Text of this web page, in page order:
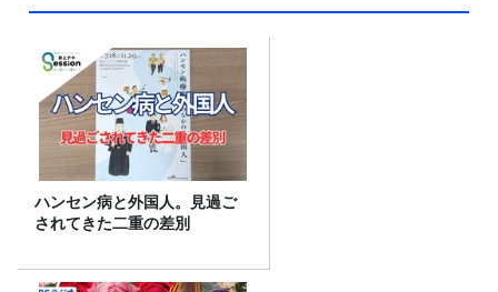
ハンセン病と外国人。見過ご
されてきた二重の差別